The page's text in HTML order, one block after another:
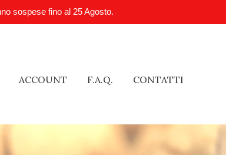
sospese fino al 25 Agosto.
ACCOUNT F.A.Q. CONTATTI